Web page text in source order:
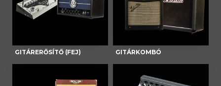
GITÁRERŐSÍTŐ (FEJ) GITÁRKOMBÓ